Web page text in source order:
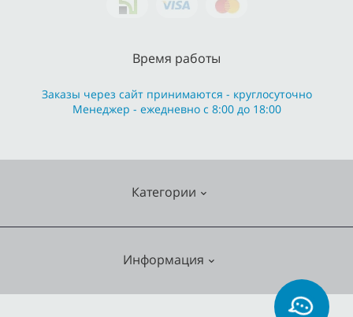
Категории
Информация
Время работы
Заказы через сайт принимаются - круглосуточно
Менеджер - ежедневно с 8:00 до 18:00